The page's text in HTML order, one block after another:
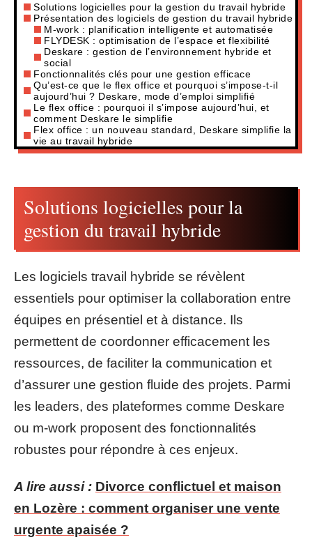
Solutions logicielles pour la gestion du travail hybride
Présentation des logiciels de gestion du travail hybride
M-work : planification intelligente et automatisée
FLYDESK : optimisation de l’espace et flexibilité
Deskare : gestion de l’environnement hybride et
social
Fonctionnalités clés pour une gestion efficace
Qu’est-ce que le flex office et pourquoi s’impose-t-il
aujourd’hui ? Deskare, mode d’emploi simplifié
Le flex office : pourquoi il s’impose aujourd’hui, et
comment Deskare le simplifie
Flex office : un nouveau standard, Deskare simplifie la
vie au travail hybride
Solutions logicielles pour la
gestion du travail hybride
Les logiciels travail hybride se révèlent
essentiels pour optimiser la collaboration entre
équipes en présentiel et à distance. Ils
permettent de coordonner efficacement les
ressources, de faciliter la communication et
d’assurer une gestion fluide des projets. Parmi
les leaders, des plateformes comme Deskare
ou m-work proposent des fonctionnalités
robustes pour répondre à ces enjeux.
A lire aussi : Divorce conflictuel et maison
en Lozère : comment organiser une vente
urgente apaisée ?